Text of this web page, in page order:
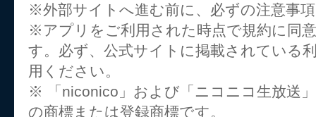
※外部サイトへ進む前に、必ずの注意事
※アプリをご利用された時点で規約に同
す。必ず、公式サイトに掲載されている
用ください。
※ 「niconico」および「ニコニコ生放送
の商標または登録商標です。